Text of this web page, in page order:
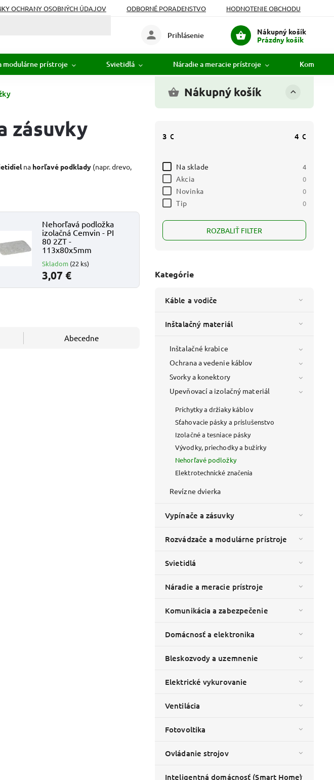
OCHRANY OSOBNÝCH ÚDAJOV ODBORNÉ PORADENSTVO
HODNOTENIE OBCHODU
Nákupný košík
Prázdny košík
Prihlásenie
modulárne prístroje Svietidlá Náradie a meracie prístroje
Nákupný košík
3 € 4 €
Na sklade 4
Akcia 0
Novinka 0
Tip 0
ROZBALIŤ FILTER
Kategórie
Káble a vodiče
Inštalačný materiál
Inštalačné krabice
Ochrana a vedenie káblov
Svorky a konektory
Upevňovací a izolačný materiál
Príchytky a držiaky káblov
Sťahovacie pásky a príslušenstvo
Izolačné a tesniace pásky
Vývodky, priechodky a bužírky
Nehorľavé podložky
Elektrotechnické značenia
Revízne dvierka
Vypínače a zásuvky
Rozvádzače a modulárne prístroje
Svietidlá
Náradie a meracie prístroje
Komunikácia a zabezpečenie
Domácnosť a elektronika
Bleskozvody a uzemnenie
Elektrické vykurovanie
Ventilácia
Fotovoltika
Ovládanie strojov
Inteligentná domácnosť (Smart Home)
zásuvky
na horľavé podklady (napr. drevo,
Nehorľavá podložka
izolačná Cemvin - PI
80 2ZT -
113x80x5mm
Skladom (22 ks)
3,07 €
Abecedne